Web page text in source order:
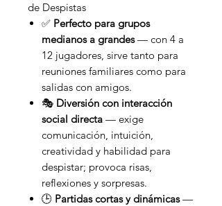
de Despistas
✅ Perfecto para grupos
medianos a grandes— con 4 a
12 jugadores, sirve tanto para
reuniones familiares como para
salidas con amigos.
🎭 Diversión con interacción
social directa — exige
comunicación, intuición,
creatividad y habilidad para
despistar; provoca risas,
reflexiones y sorpresas.
🕒 Partidas cortas y dinámicas—